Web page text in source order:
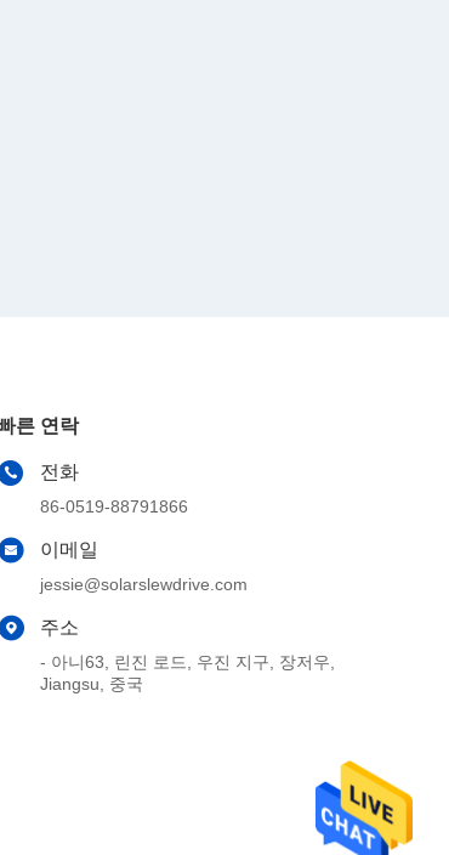
른 연락
전화
86-0519-88791866
이메일
jessie@solarslewdrive.com
주소
- 아니63, 린진 로드, 우진 지구, 장저우,
Jiangsu, 중국